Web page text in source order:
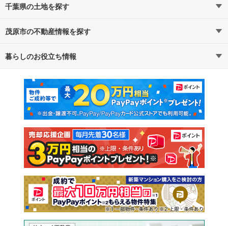
千葉県の土地を探す
路線・駅から探す
通勤・通学時間から探す
茂原市の不動産情報を探す
不動産・住宅
新築マンション 中古マンション
新築一戸建て 中古一戸建て
注文住宅 土地
売却査定
暮らしのお役立ち情報
マンションカタログ 教えて！住まいの先生